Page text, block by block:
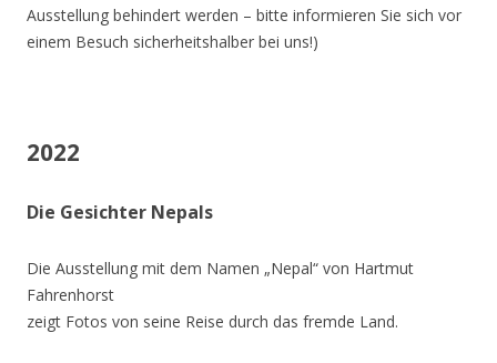
Ausstellung behindert werden – bitte informieren Sie sich vor
einem Besuch sicherheitshalber bei uns!)
2022
Die Gesichter Nepals
Die Ausstellung mit dem Namen „Nepal“ von Hartmut
Fahrenhorst
zeigt Fotos von seine Reise durch das fremde Land.